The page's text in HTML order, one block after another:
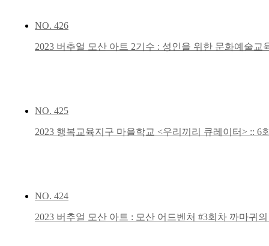
NO. 426
2023 버추얼 모산 아트 2기수 : 성인을 위한 문화예술교
NO. 425
2023 행복교육지구 마을학교 <우리끼리 큐레이터> :: 6
NO. 424
2023 버추얼 모산 아트 : 모산 어드벤처 #3회차 까마귀